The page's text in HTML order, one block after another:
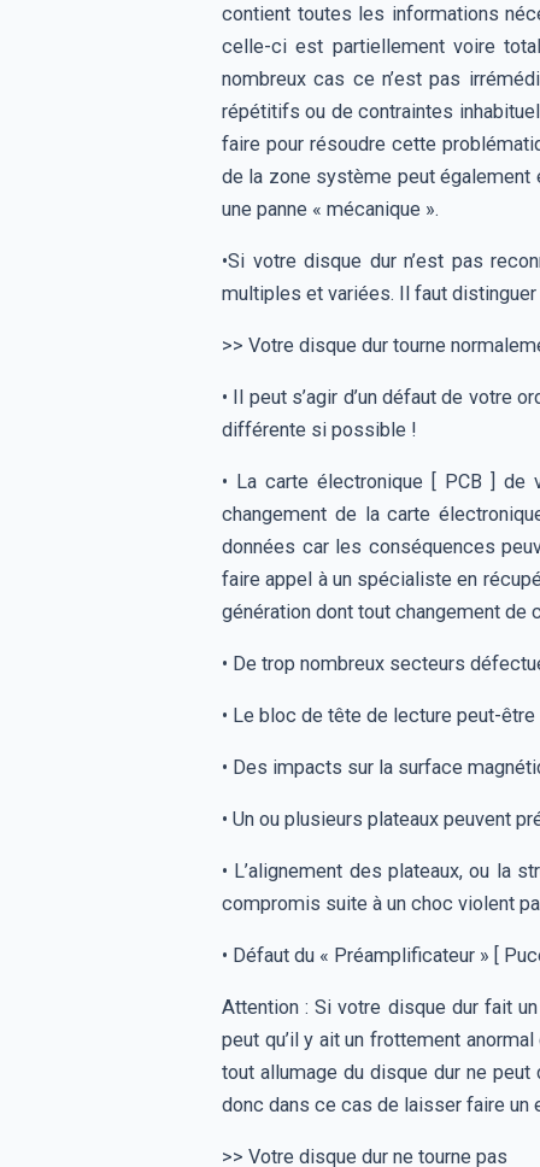
contient toutes les informations
celle-ci est partiellement voire
nombreux cas ce n’est pas
répétitifs ou de contraintes
faire pour résoudre cette
de la zone système peut également
une panne « mécanique ».
•Si votre disque dur n’est pas
multiples et variées. Il faut distinguer
>> Votre disque dur tourne
• Il peut s’agir d’un défaut de votre
différente si possible !
• La carte électronique [ PCB ] de
changement de la carte
données car les conséquences
faire appel à un spécialiste en
génération dont tout changement
• De trop nombreux secteurs
• Le bloc de tête de lecture peut-être
• Des impacts sur la surface
• Un ou plusieurs plateaux peuvent
• L’alignement des plateaux, ou la
compromis suite à un choc violent
• Défaut du « Préamplificateur » [
Attention : Si votre disque dur fait
peut qu’il y ait un frottement
tout allumage du disque dur ne
donc dans ce cas de laisser faire un
>> Votre disque dur ne tourne pas